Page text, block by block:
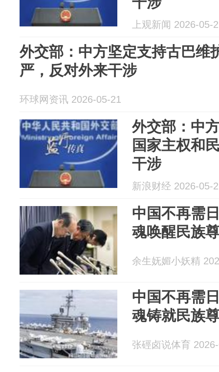
上观新闻 2026-05-
外交部：中方坚定支持古巴维
严，反对外来干涉
环球网资讯 2026-05-21
外交部：中
国家主权和
干涉
新浪财经 2026-05-
中国不再需
魂唤醒民族
余生妩媚小妖精
中国不再需
魂铸就民族
张硜卤说体育